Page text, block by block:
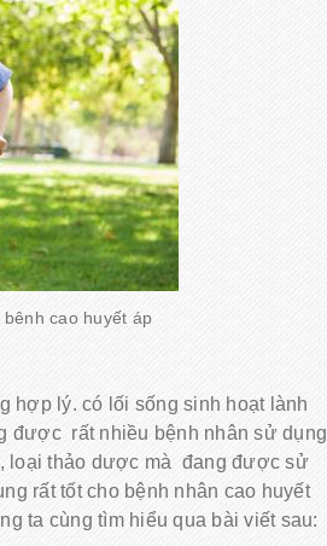
cao huyết áp
hợp lý. có lối sống sinh hoạt lành
được rất nhiều bệnh nhân sử dụng
loại thảo dược mà đang được sử
rất tốt cho bệnh nhân cao huyết
ta cùng tìm hiểu qua bài viết sau: